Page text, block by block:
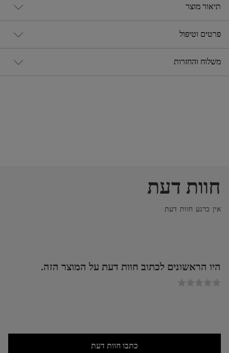
תיאור מוצר
פרטים וטיפול
משלוח והחזרות
חוות דעת
אין כרגע חוות דעת
היו הראשונים לכתוב חוות דעת על המוצר הזה.
כתבו חוות דעת